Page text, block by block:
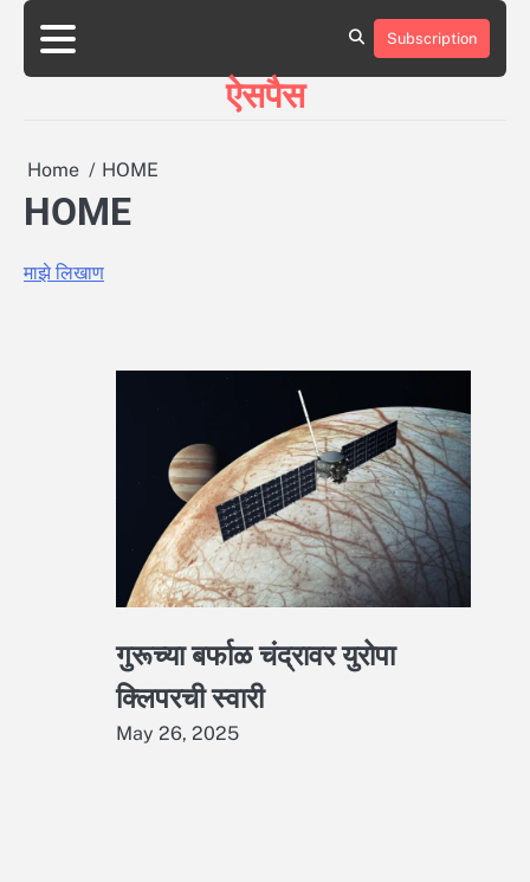
Skip
content
HOME
ABOUT
BLOG
CONTACT
Subscription
ऐसपैस
Home HOME
HOME
माझे लिखाण
गुरूच्या बर्फाळ चंद्रावर युरोपा
क्लिपरची स्वारी
May 26, 2025